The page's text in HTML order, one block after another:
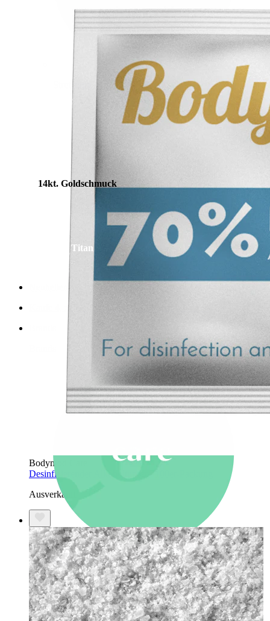
14kt. Goldschmuck
Shoppe Titan
Kaufe 4, zahle für 3
Bodymod Care
Bodymod Care
Desinfizierender Alkoholtupfer - 100er-Packung
Ausverkauft